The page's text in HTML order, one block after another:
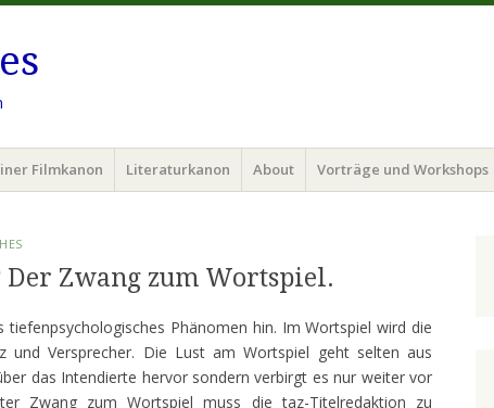
Filmkanon Literaturkanon About Vorträge und Workshops
Der Zwang zum Wortspiel.
tiefenpsychologisches Phänomen hin. Im Wortspiel wird die
und Versprecher. Die Lust am Wortspiel geht selten aus
das Intendierte hervor sondern verbirgt es nur weiter vor
Zwang zum Wortspiel muss die taz-Titelredaktion zu